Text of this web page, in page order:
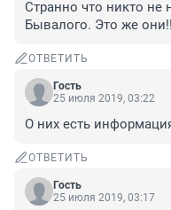
Странно что никто не
Бывалого. Это же
ОТВЕТИТЬ
Гость
25 июля 2019, 03:22
О них есть
ОТВЕТИТЬ
Гость
25 июля 2019, 03:17